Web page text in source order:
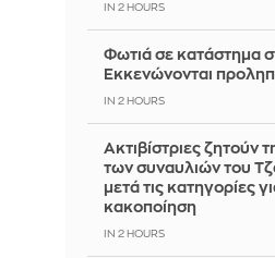
IN 2 HOURS
Φωτιά σε κατάστημα
Εκκενώνονται
IN 2 HOURS
Ακτιβίστριες ζητούν
των συναυλιών του
μετά τις κατηγορίες
κακοποίηση
IN 2 HOURS